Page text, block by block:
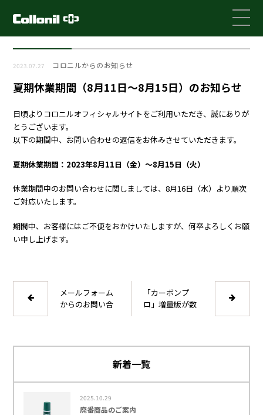
2023.07.27 コロニルからのお知らせ
夏期休業期間（8月11日～8月15日）のお知らせ
日頃よりコロニルオフィシャルサイトをご利用いただき、誠にありが
とうございます。
以下の期間中、お問い合わせの返信をお休みさせていただきます。
夏期休業期間：2023年8月11日（金）～8月15日（火）
休業期間中のお問い合わせに関しましては、8月16日（水）より順次
ご対応いたします。
期間中、お客様にはご不便をおかけいたしますが、何卒よろしくお願
い申し上げます。
メールフォーム
からのお問い合
「カーボンプ
ロ」増量版が数
新着一覧
2025.10.29
廃番商品のご案内